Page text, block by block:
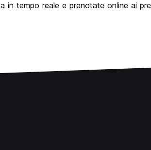
in tempo reale e prenotate online ai